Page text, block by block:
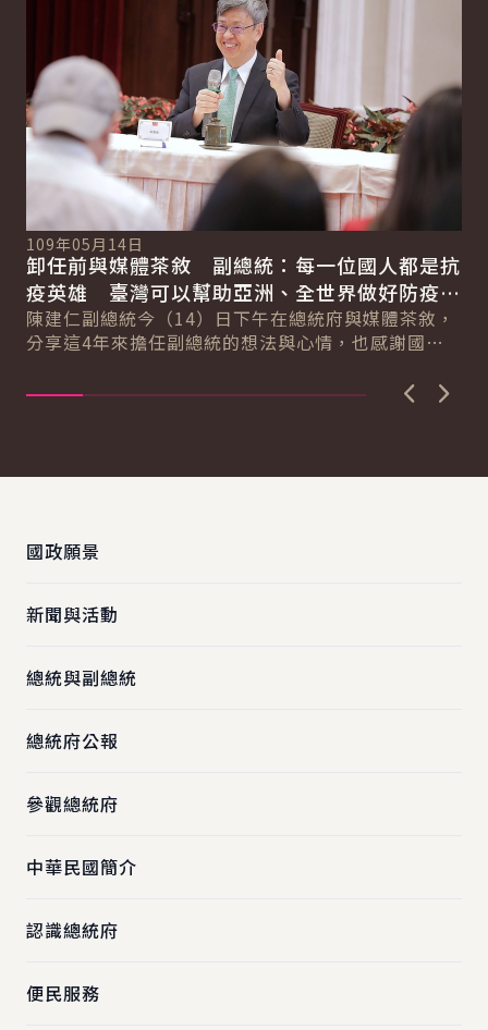
109年05月14日
卸任前與媒體茶敘 副總統：每一位國人都是抗
疫英雄 臺灣可以幫助亞洲、全世界做好防疫工
作 讓自由、民主、人權、法治再次發揚光大
陳建仁副總統今（14）日下午在總統府與媒體茶敘，
分享這4年來擔任副總統的想法與心情，也感謝國人
肺...
國政願景
新聞與活動
總統與副總統
總統府公報
參觀總統府
中華民國簡介
認識總統府
便民服務